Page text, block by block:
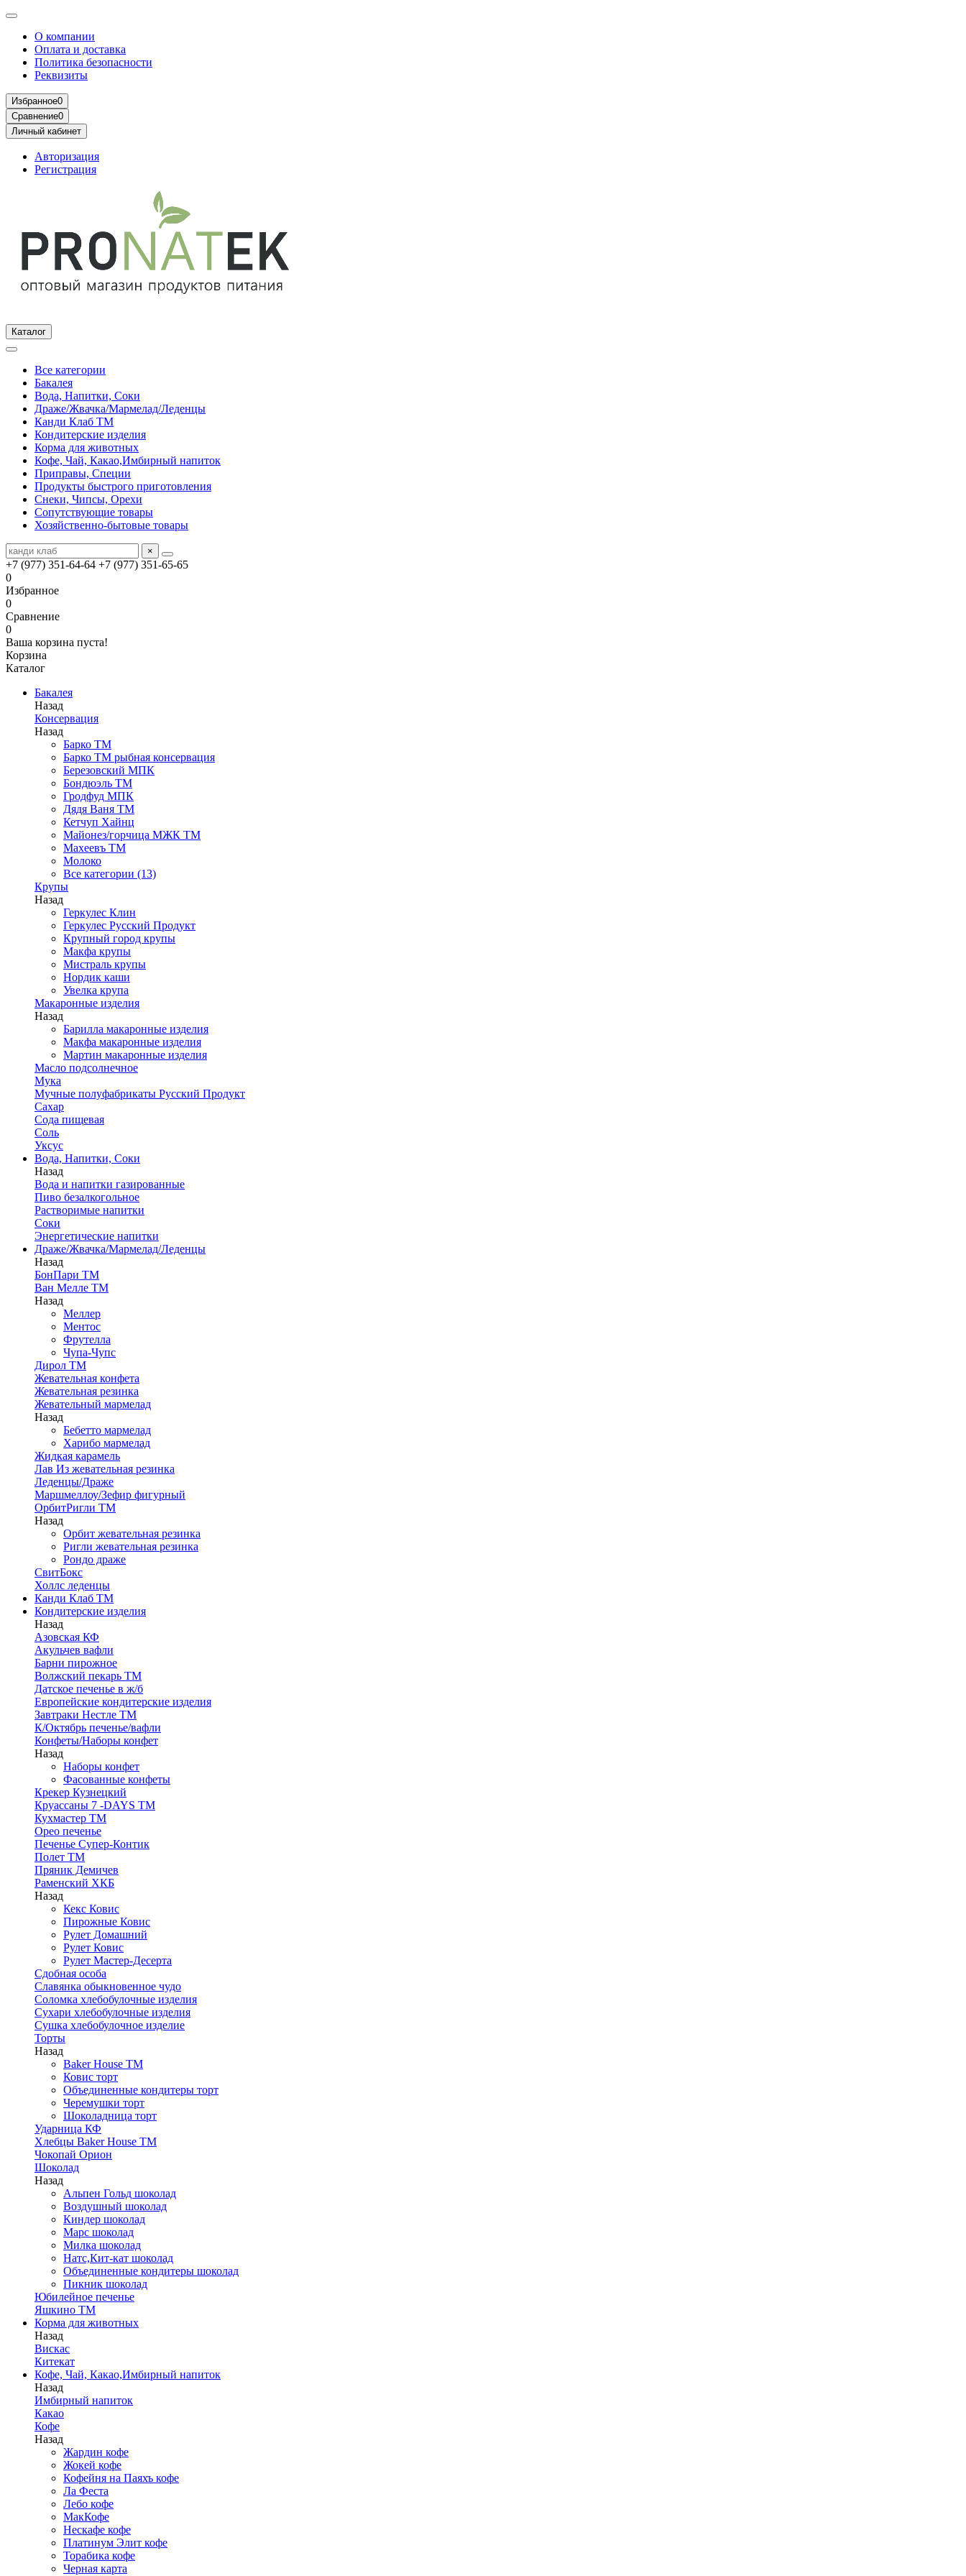
О компании
Оплата и доставка
Политика безопасности
Реквизиты
Избранное0
Сравнение0
Личный кабинет
Авторизация
Регистрация
Каталог
Все категории
Бакалея
Вода, Напитки, Соки
Драже/Жвачка/Мармелад/Леденцы
Канди Клаб ТМ
Кондитерские изделия
Корма для животных
Кофе, Чай, Какао,Имбирный напиток
Приправы, Специи
Продукты быстрого приготовления
Снеки, Чипсы, Орехи
Сопутствующие товары
Хозяйственно-бытовые товары
×
+7 (977) 351-64-64 +7 (977) 351-65-65
0
Избранное
0
Сравнение
0
Ваша корзина пуста!
Корзина
Каталог
Бакалея
Назад
Консервация
Назад
Барко ТМ
Барко ТМ рыбная консервация
Березовский МПК
Бондюэль ТМ
Гродфуд МПК
Дядя Ваня ТМ
Кетчуп Хайнц
Майонез/горчица МЖК ТМ
Махеевъ ТМ
Молоко
Все категории (13)
Крупы
Назад
Геркулес Клин
Геркулес Русский Продукт
Крупный город крупы
Макфа крупы
Мистраль крупы
Нордик каши
Увелка крупа
Макаронные изделия
Назад
Барилла макаронные изделия
Макфа макаронные изделия
Мартин макаронные изделия
Масло подсолнечное
Мука
Мучные полуфабрикаты Русский Продукт
Сахар
Сода пищевая
Соль
Уксус
Вода, Напитки, Соки
Назад
Вода и напитки газированные
Пиво безалкогольное
Растворимые напитки
Соки
Энергетические напитки
Драже/Жвачка/Мармелад/Леденцы
Назад
БонПари ТМ
Ван Мелле ТМ
Назад
Меллер
Ментос
Фрутелла
Чупа-Чупс
Дирол ТМ
Жевательная конфета
Жевательная резинка
Жевательный мармелад
Назад
Бебетто мармелад
Харибо мармелад
Жидкая карамель
Лав Из жевательная резинка
Леденцы/Драже
Маршмеллоу/Зефир фигурный
ОрбитРигли ТМ
Назад
Орбит жевательная резинка
Ригли жевательная резинка
Рондо драже
СвитБокс
Холлс леденцы
Канди Клаб ТМ
Кондитерские изделия
Назад
Азовская КФ
Акульчев вафли
Барни пирожное
Волжский пекарь ТМ
Датское печенье в ж/б
Европейские кондитерские изделия
Завтраки Нестле ТМ
К/Октябрь печенье/вафли
Конфеты/Наборы конфет
Назад
Наборы конфет
Фасованные конфеты
Крекер Кузнецкий
Круассаны 7 -DAYS ТМ
Кухмастер ТМ
Орео печенье
Печенье Супер-Контик
Полет ТМ
Пряник Демичев
Раменский ХКБ
Назад
Кекс Ковис
Пирожные Ковис
Рулет Домашний
Рулет Ковис
Рулет Мастер-Десерта
Сдобная особа
Славянка обыкновенное чудо
Соломка хлебобулочные изделия
Сухари хлебобулочные изделия
Сушка хлебобулочное изделие
Торты
Назад
Baker House ТМ
Ковис торт
Объединенные кондитеры торт
Черемушки торт
Шоколадница торт
Ударница КФ
Хлебцы Baker House ТМ
Чокопай Орион
Шоколад
Назад
Альпен Гольд шоколад
Воздушный шоколад
Киндер шоколад
Марс шоколад
Милка шоколад
Натс,Кит-кат шоколад
Объединенные кондитеры шоколад
Пикник шоколад
Юбилейное печенье
Яшкино ТМ
Корма для животных
Назад
Вискас
Китекат
Кофе, Чай, Какао,Имбирный напиток
Назад
Имбирный напиток
Какао
Кофе
Назад
Жардин кофе
Жокей кофе
Кофейня на Паяхъ кофе
Ла Феста
Лебо кофе
МакКофе
Нескафе кофе
Платинум Элит кофе
Торабика кофе
Черная карта